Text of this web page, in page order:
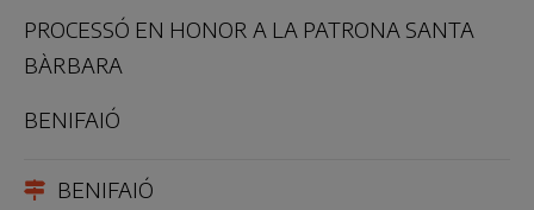
PROCESSÓ EN HONOR A LA PATRONA SANTA
BÀRBARA
BENIFAIÓ
BENIFAIÓ